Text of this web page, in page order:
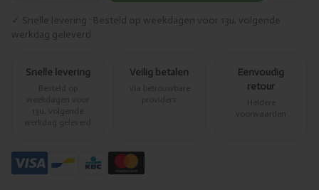
✓ Snelle levering · Besteld op weekdagen voor 13u, volgende
werkdag geleverd
Snelle levering
Besteld op
weekdagen voor
13u, volgende
werkdag geleverd
Veilig betalen
Via betrouwbare
providers
Eenvoudig
retour
Heldere
voorwaarden